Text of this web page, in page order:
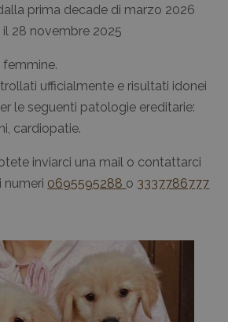
prima decade di marzo 2026
28 novembre 2025
femmine.
ufficialmente e risultati idonei
le seguenti patologie ereditarie:
cardiopatie.
inviarci una mail o contattarci
numeri 0695595288 o 3337786777